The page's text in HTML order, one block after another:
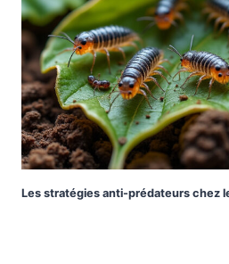
Les stratégies anti-prédateurs chez